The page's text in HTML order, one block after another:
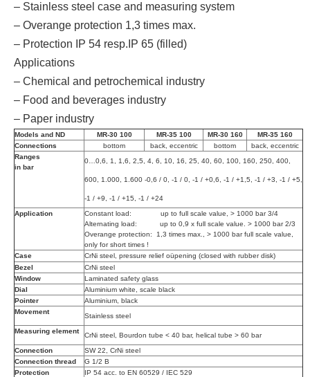
– Stainless steel case and measuring system
– Overange protection 1,3 times max.
– Protection IP 54 resp.IP 65 (filled)
Applications
– Chemical and petrochemical industry
– Food and beverages industry
– Paper industry
Models and ND MR-30 100 MR-35 100 MR-30 160
MR-35 160
Connections
bottom back, eccentric bottom
back, eccentric
Ranges
in bar
0…0,6, 1, 1,6, 2,5, 4, 6, 10, 16, 25, 40, 60, 100, 160, 250, 400,
600, 1.000, 1.600 -0,6 / 0, -1 / 0, -1 / +0,6, -1 / +1,5, -1 / +3, -1 / +5,
-1 / +9, -1 / +15, -1 / +24
Application
Constant load: up to full scale value, > 1000 bar 3/4
Alternating load: up to 0,9 x full scale value. > 1000 bar 2/3
Overange protection: 1,3 times max., > 1000 bar full scale value,
only for short times !
Case
CrNi steel, pressure relief oüpening (closed with rubber disk)
Bezel
CrNi steel
Window
Laminated safety glass
Dial
Aluminium white, scale black
Pointer
Aluminium, black
Movement
Stainless steel
Measuring element
CrNi steel, Bourdon tube < 40 bar, helical tube > 60 bar
Connection
SW 22, CrNi steel
Connection thread
G 1/2 B
Protection
IP 54 acc. to EN 60529 / IEC 529